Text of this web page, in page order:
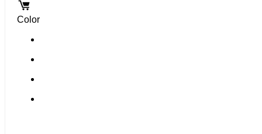
Color